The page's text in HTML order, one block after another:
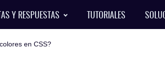
Y RESPUESTAS TUTORIALES
en CSS?